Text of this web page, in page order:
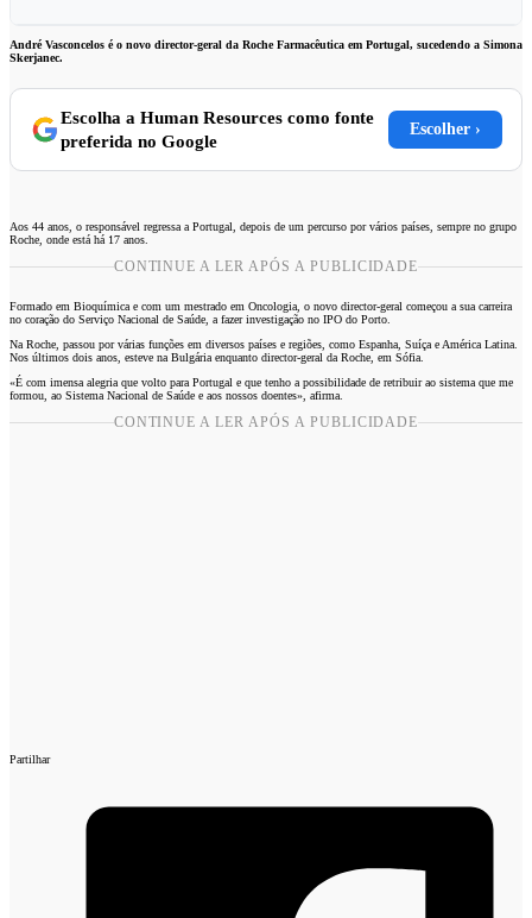
Ouvir este artigo
André Vasconcelos é o novo director-geral da Roche Farmacêutica em Portugal, sucedendo a Simona
Skerjanec.
Escolha a Human Resources como fonte
preferida no Google
Escolher ›
Aos 44 anos, o responsável regressa a Portugal, depois de um percurso por vários países, sempre no grupo
Roche, onde está há 17 anos.
CONTINUE A LER APÓS A PUBLICIDADE
Formado em Bioquímica e com um mestrado em Oncologia, o novo director-geral começou a sua carreira
no coração do Serviço Nacional de Saúde, a fazer investigação no IPO do Porto.
Na Roche, passou por várias funções em diversos países e regiões, como Espanha, Suíça e América Latina.
Nos últimos dois anos, esteve na Bulgária enquanto director-geral da Roche, em Sófia.
«É com imensa alegria que volto para Portugal e que tenho a possibilidade de retribuir ao sistema que me
formou, ao Sistema Nacional de Saúde e aos nossos doentes», afirma.
CONTINUE A LER APÓS A PUBLICIDADE
Partilhar